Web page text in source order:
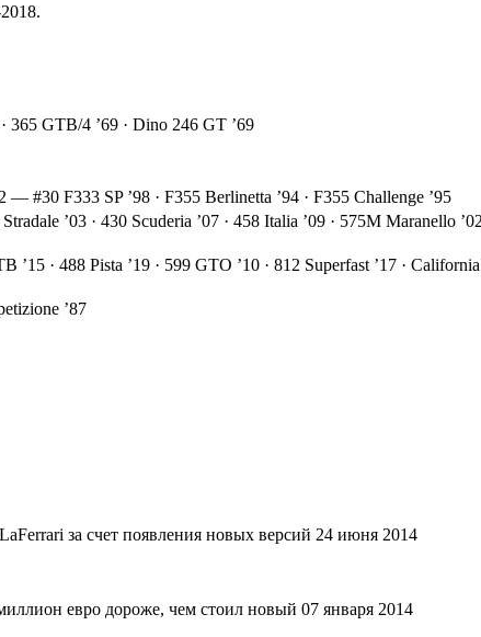
365 GTB/4 ’69 · Dino 246 GT ’69
— #30 F333 SP ’98 · F355 Berlinetta ’94 · F355 Challenge ’95
’03 · 430 Scuderia ’07 · 458 Italia ’09 · 575M Maranello
· 488 Pista ’19 · 599 GTO ’10 · 812 Superfast ’17 ·
’87
за счет появления новых версий 24 июня 2014
евро дороже, чем стоил новый 07 января 2014